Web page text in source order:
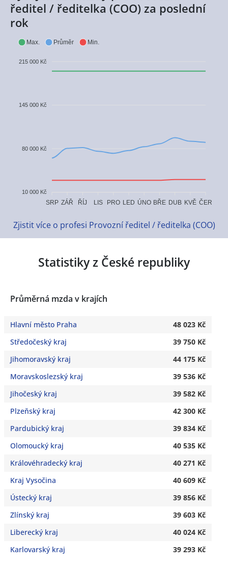
ředitel / ředitelka (COO) za poslední
rok
215 000 Kč
145 000 Kč
80 000 Kč
10 000 Kč
SRP ZÁŘ ŘÍJ LIS PRO LED ÚNO BŘE DUB KVĚ ČER
Max. Průměr Min.
Zjistit více o profesi Provozní ředitel / ředitelka (COO)
Statistiky z České republiky
Průměrná mzda v krajích
Hlavní město Praha
48 023 Kč
Středočeský kraj
39 750 Kč
Jihomoravský kraj
44 175 Kč
Moravskoslezský kraj
39 536 Kč
Jihočeský kraj
39 582 Kč
Plzeňský kraj
42 300 Kč
Pardubický kraj
39 834 Kč
Olomoucký kraj
40 535 Kč
Královéhradecký kraj
40 271 Kč
Kraj Vysočina
40 609 Kč
Ústecký kraj
39 856 Kč
Zlínský kraj
39 603 Kč
Liberecký kraj
40 024 Kč
Karlovarský kraj
39 293 Kč